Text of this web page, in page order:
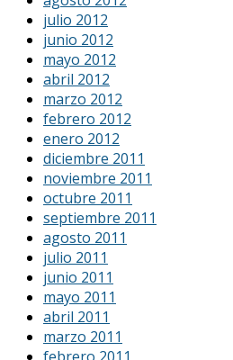
julio 2012
junio 2012
mayo 2012
abril 2012
marzo 2012
febrero 2012
enero 2012
diciembre 2011
noviembre 2011
octubre 2011
septiembre 2011
agosto 2011
julio 2011
junio 2011
mayo 2011
abril 2011
marzo 2011